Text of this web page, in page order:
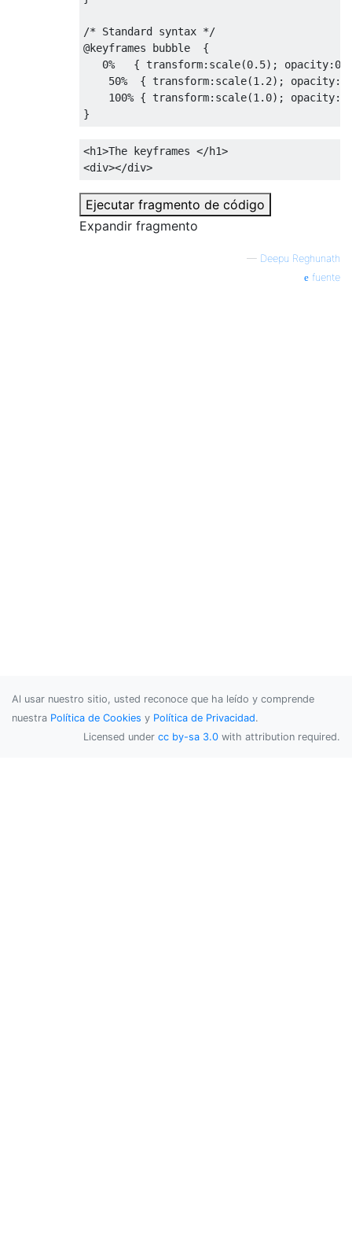
/* Standard syntax */
@keyframes bubble {
0%
{ transform: scale(0.5); opacity:
50%
{ transform: scale(1.2); opacity:
100% { transform: scale(1.0); opacity:
}
<h1>The keyframes </h1>
<div></div>
Ejecutar fragmento de código
Expandir fragmento
— Deepu Reghunath
fuente
Al usar nuestro sitio, usted reconoce que ha leído y comprende
nuestra Política de Cookies y Política de Privacidad.
Licensed under cc by-sa 3.0 with attribution required.